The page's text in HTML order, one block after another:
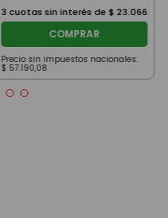
3 cuotas sin interés de $ 23.066
COMPRAR
Precio sin impuestos nacionales:
$ 57.190,08